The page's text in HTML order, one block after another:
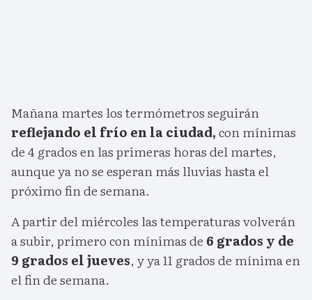
Mañana martes los termómetros seguirán
reflejando el frío en la ciudad,con mínimas
de 4 grados en las primeras horas del martes,
aunque ya no se esperan más lluvias hasta el
próximo fin de semana.
A partir del miércoles las temperaturas volverán
a subir, primero con mínimas de 6 grados y de
9 grados el jueves, y ya 11 grados de mínima en
el fin de semana.